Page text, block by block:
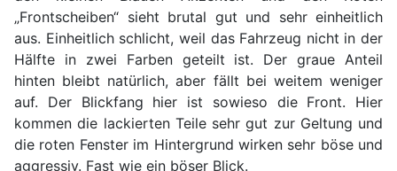
„Frontscheiben“ sieht brutal gut und sehr einheitlich
aus. Einheitlich schlicht, weil das Fahrzeug nicht in der
Hälfte in zwei Farben geteilt ist. Der graue Anteil
hinten bleibt natürlich, aber fällt bei weitem weniger
auf. Der Blickfang hier ist sowieso die Front. Hier
kommen die lackierten Teile sehr gut zur Geltung und
die roten Fenster im Hintergrund wirken sehr böse und
aggressiv. Fast wie ein böser Blick.